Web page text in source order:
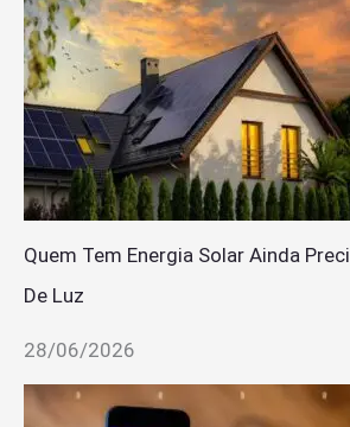
Quem Tem Energia Solar Ainda
De Luz
28/06/2026